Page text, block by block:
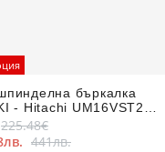
бъркалка
- Hitachi UM16VST2,
захват M14
225.48€
441лв.